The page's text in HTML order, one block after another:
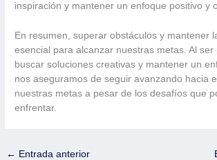
inspiración y mantener un enfoque positivo y
En resumen, superar obstáculos y mantener
esencial para alcanzar nuestras metas. Al ser
buscar soluciones creativas y mantener un
nos aseguramos de seguir avanzando hacia
nuestras metas a pesar de los desafíos que
enfrentar.
← Entrada anterior